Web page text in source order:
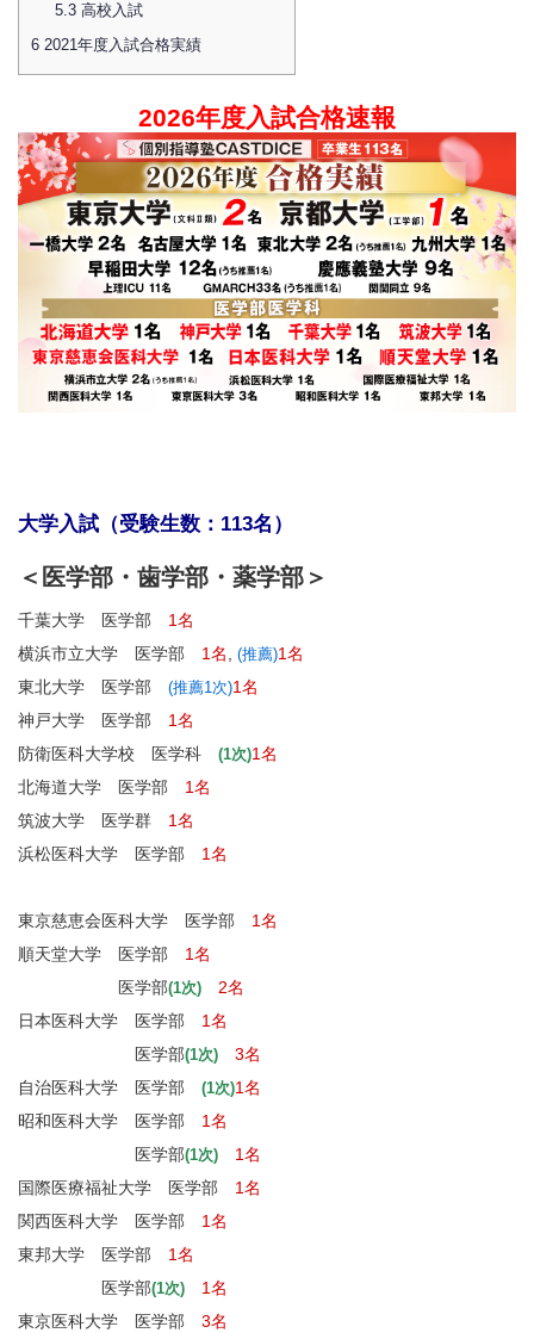
5.3高校入試
6 2021年度入試合格実績
2026年度入試合格速報
大学入試 （受験生数：113名）
＜医学部・歯学部・薬学部＞
千葉大学 医学部 1名
横浜市立大学 医学部 1名, (推薦)1名
東北大学 医学部 (推薦1次)1名
神戸大学 医学部 1名
防衛医科大学校 医学科 (1次)1名
北海道大学 医学部 1名
筑波大学 医学群 1名
浜松医科大学 医学部 1名
東京慈恵会医科大学 医学部 1名
順天堂大学 医学部 1名
医学部(1次)
2名
日本医科大学 医学部 1名
医学部(1次)
3名
自治医科大学 医学部 (1次)1名
昭和医科大学 医学部 1名
医学部(1次)
1名
国際医療福祉大学 医学部 1名
関西医科大学 医学部 1名
東邦大学 医学部 1名
医学部(1次)
1名
東京医科大学 医学部 3名